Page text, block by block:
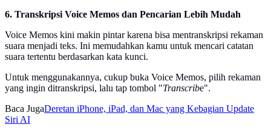
6. Transkripsi Voice Memos dan Pencarian Lebih Mudah
Voice Memos kini makin pintar karena bisa mentranskripsi rekaman
suara menjadi teks. Ini memudahkan kamu untuk mencari catatan
suara tertentu berdasarkan kata kunci.
Untuk menggunakannya, cukup buka Voice Memos, pilih rekaman
yang ingin ditranskripsi, lalu tap tombol "Transcribe".
Baca JugaDeretan iPhone, iPad, dan Mac yang Kebagian Update
Siri AI